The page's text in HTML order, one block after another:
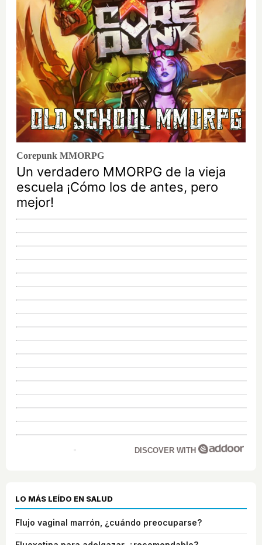
Corepunk MMORPG
Un verdadero MMORPG de la vieja
escuela ¡Cómo los de antes, pero
mejor!
DISCOVER WITH
LO MÁS LEÍDO EN SALUD
Flujo vaginal marrón, ¿cuándo preocuparse?